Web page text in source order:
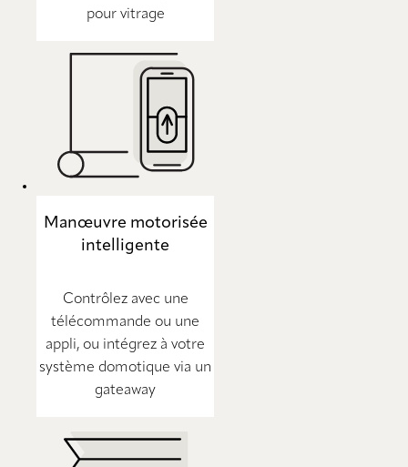
pour vitrage
Manœuvre motorisée
intelligente
Contrôlez avec une
télécommande ou une
appli, ou intégrez à votre
système domotique via un
gateaway